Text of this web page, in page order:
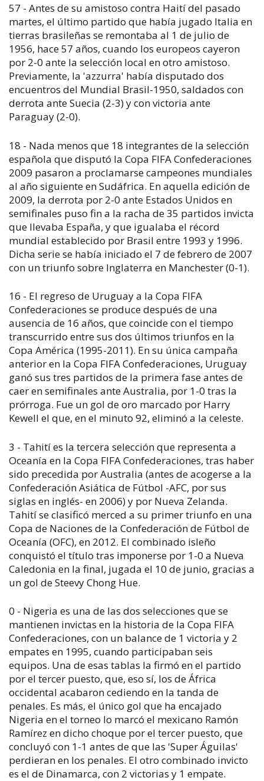
57 - Antes de su amistoso contra Haití del pasado
martes, el último partido que había jugado Italia en
tierras brasileñas se remontaba al 1 de julio de
1956, hace 57 años, cuando los europeos cayeron
por 2-0 ante la selección local en otro amistoso.
Previamente, la 'azzurra' había disputado dos
encuentros del Mundial Brasil-1950, saldados con
derrota ante Suecia (2-3) y con victoria ante
Paraguay (2-0).
18 - Nada menos que 18 integrantes de la selección
española que disputó la Copa FIFA Confederaciones
2009 pasaron a proclamarse campeones mundiales
al año siguiente en Sudáfrica. En aquella edición de
2009, la derrota por 2-0 ante Estados Unidos en
semifinales puso fin a la racha de 35 partidos invicta
que llevaba España, y que igualaba el récord
mundial establecido por Brasil entre 1993 y 1996.
Dicha serie se había iniciado el 7 de febrero de 2007
con un triunfo sobre Inglaterra en Manchester (0-1).
16 - El regreso de Uruguay a la Copa FIFA
Confederaciones se produce después de una
ausencia de 16 años, que coincide con el tiempo
transcurrido entre sus dos últimos triunfos en la
Copa América (1995-2011). En su única campaña
anterior en la Copa FIFA Confederaciones, Uruguay
ganó sus tres partidos de la primera fase antes de
caer en semifinales ante Australia, por 1-0 tras la
prórroga. Fue un gol de oro marcado por Harry
Kewell el que, en el minuto 92, eliminó a la celeste.
3 - Tahití es la tercera selección que representa a
Oceanía en la Copa FIFA Confederaciones, tras haber
sido precedida por Australia (antes de acogerse a la
Confederación Asiática de Fútbol -AFC, por sus
siglas en inglés- en 2006) y por Nueva Zelanda.
Tahití se clasificó merced a su primer triunfo en una
Copa de Naciones de la Confederación de Fútbol de
Oceanía (OFC), en 2012. El combinado isleño
conquistó el título tras imponerse por 1-0 a Nueva
Caledonia en la final, jugada el 10 de junio, gracias a
un gol de Steevy Chong Hue.
0 - Nigeria es una de las dos selecciones que se
mantienen invictas en la historia de la Copa FIFA
Confederaciones, con un balance de 1 victoria y 2
empates en 1995, cuando participaban seis
equipos. Una de esas tablas la firmó en el partido
por el tercer puesto, que, eso sí, los de África
occidental acabaron cediendo en la tanda de
penales. Es más, el único gol que ha encajado
Nigeria en el torneo lo marcó el mexicano Ramón
Ramírez en dicho choque por el tercer puesto, que
concluyó con 1-1 antes de que las 'Super Águilas'
perdieran en los penales. El otro combinado invicto
es el de Dinamarca, con 2 victorias y 1 empate.